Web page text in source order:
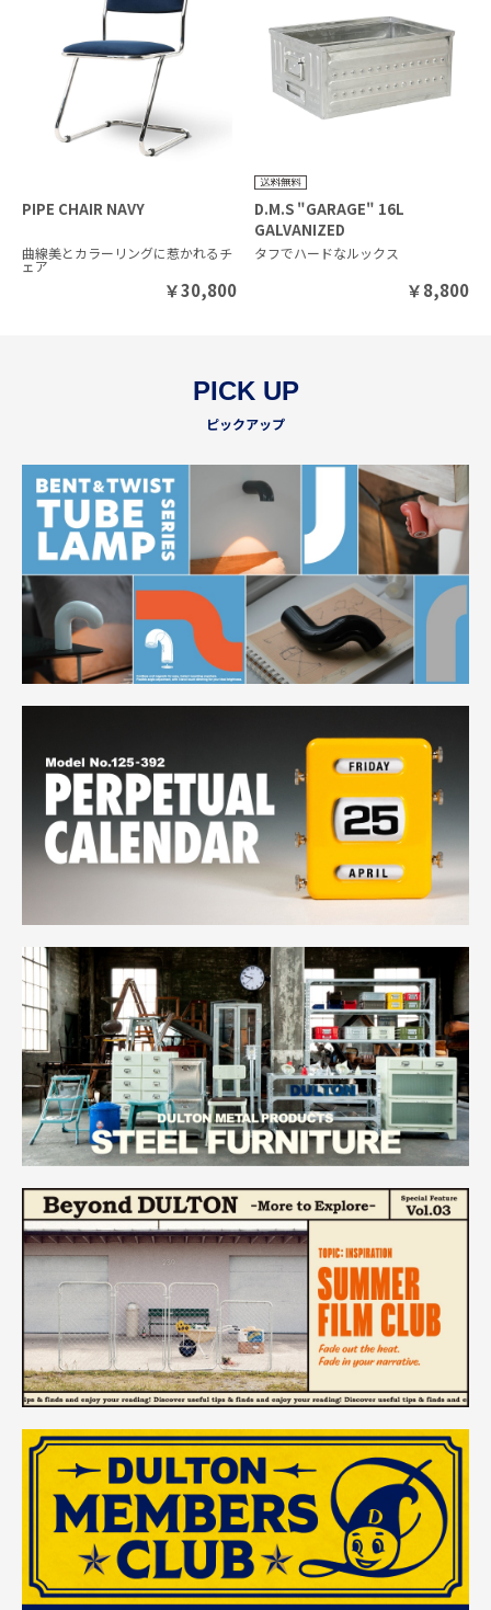
PIPE CHAIR NAVY
曲線美とカラーリングに惹かれるチ
ェア
￥30,800
D.M.S "GARAGE" 16L
GALVANIZED
タフでハードなルックス
￥8,800
PICK UP
ピックアップ